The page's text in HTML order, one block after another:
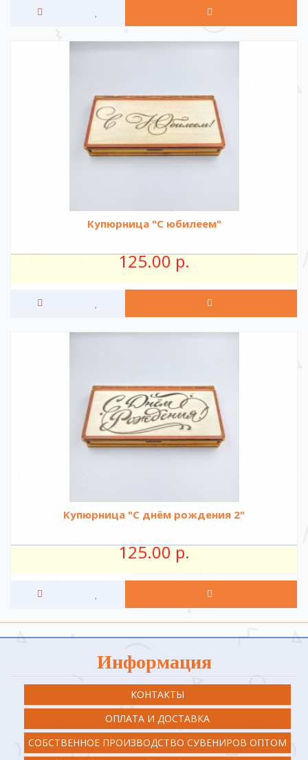
Купюрница "С юбилеем"
125.00 р.
Купюрница "С днём рождения 2"
125.00 р.
Информация
КОНТАКТЫ
ОПЛАТА И ДОСТАВКА
СОБСТВЕННОЕ ПРОИЗВОДСТВО СУВЕНИРОВ ОПТОМ